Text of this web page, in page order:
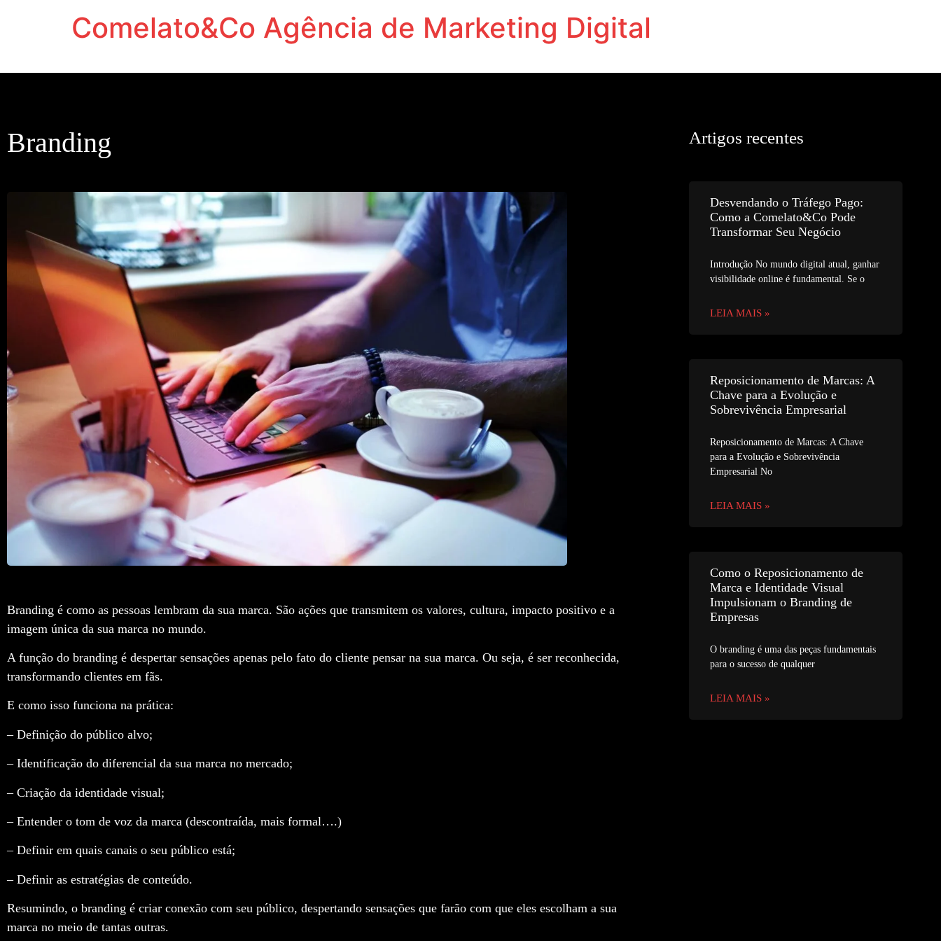
Comelato&Co Agência de Marketing Digital
Branding
Branding é como as pessoas lembram da sua marca. São ações que transmitem os valores, cultura, impacto positivo e a
imagem única da sua marca no mundo.
A função do branding é despertar sensações apenas pelo fato do cliente pensar na sua marca. Ou seja, é ser reconhecida,
transformando clientes em fãs.
E como isso funciona na prática:
– Definição do público alvo;
– Identificação do diferencial da sua marca no mercado;
– Criação da identidade visual;
– Entender o tom de voz da marca (descontraída, mais formal….)
– Definir em quais canais o seu público está;
– Definir as estratégias de conteúdo.
Resumindo, o branding é criar conexão com seu público, despertando sensações que farão com que eles escolham a sua
marca no meio de tantas outras.
Artigos recentes
Desvendando o Tráfego Pago:
Como a Comelato&Co Pode
Transformar Seu Negócio
Introdução No mundo digital atual, ganhar
visibilidade online é fundamental. Se o
LEIA MAIS »
Reposicionamento de Marcas: A
Chave para a Evolução e
Sobrevivência Empresarial
Reposicionamento de Marcas: A Chave
para a Evolução e Sobrevivência
Empresarial No
LEIA MAIS »
Como o Reposicionamento de
Marca e Identidade Visual
Impulsionam o Branding de
Empresas
O branding é uma das peças fundamentais
para o sucesso de qualquer
LEIA MAIS »